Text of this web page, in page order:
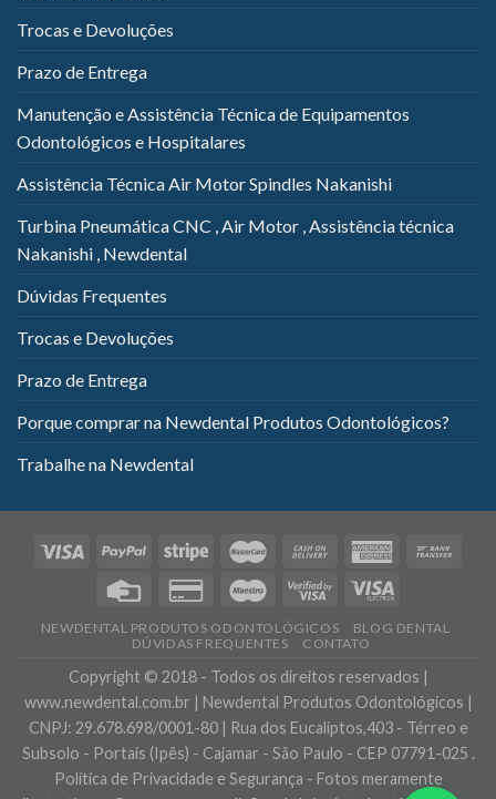
Trocas e Devoluções
Prazo de Entrega
Manutenção e Assistência Técnica de Equipamentos
Odontológicos e Hospitalares
Assistência Técnica Air Motor Spindles Nakanishi
Turbina Pneumática CNC , Air Motor , Assistência técnica
Nakanishi , Newdental
Dúvidas Frequentes
Trocas e Devoluções
Prazo de Entrega
Porque comprar na Newdental Produtos Odontológicos?
Trabalhe na Newdental
NEWDENTAL PRODUTOS ODONTOLÓGICOS
BLOG DENTAL
DÚVIDAS FREQUENTES
CONTATO
Copyright © 2018 - Todos os direitos reservados |
www.newdental.com.br | Newdental Produtos Odontológicos |
CNPJ: 29.678.698/0001-80 | Rua dos Eucaliptos,403 - Térreo e
Subsolo - Portais (Ipês) - Cajamar - São Paulo - CEP 07791-025 .
Política de Privacidade e Segurança - Fotos meramente